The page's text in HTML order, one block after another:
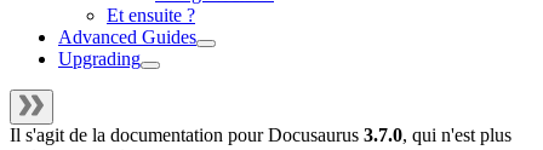
Et ensuite ?
Advanced Guides
Upgrading
Il s'agit de la documentation pourDocusaurus 3.7.0, qui n'est plus